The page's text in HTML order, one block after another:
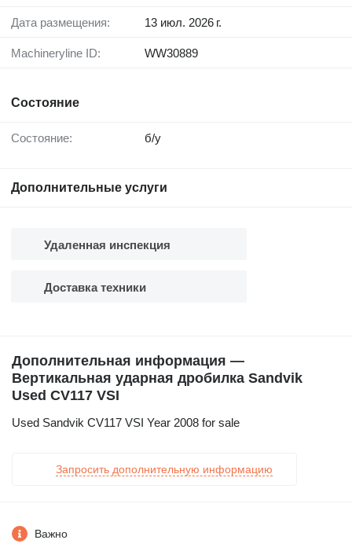
Дата размещения: 13 июл. 2026 г.
Machineryline ID: WW30889
Состояние
Состояние: б/у
Дополнительные услуги
Удаленная инспекция
Доставка техники
Дополнительная информация —
Вертикальная ударная дробилка Sandvik
Used CV117 VSI
Used Sandvik CV117 VSI Year 2008 for sale
Запросить дополнительную информацию
Важно